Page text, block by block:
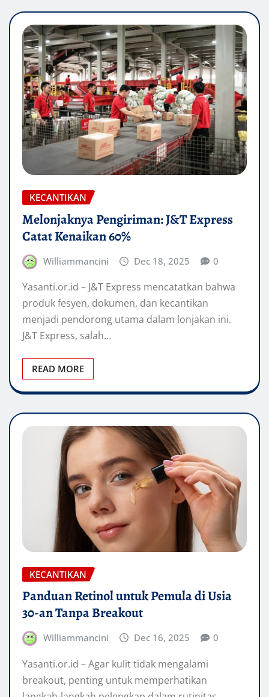
KECANTIKAN
Melonjaknya Pengiriman: J&T Express
Catat Kenaikan 60%
Williammancini Dec 18, 2025 0
Yasanti.or.id – J&T Express mencatatkan bahwa
produk fesyen, dokumen, dan kecantikan
menjadi pendorong utama dalam lonjakan ini.
J&T Express, salah…
READ MORE
KECANTIKAN
Panduan Retinol untuk Pemula di Usia
30-an Tanpa Breakout
Williammancini Dec 16, 2025 0
Yasanti.or.id – Agar kulit tidak mengalami
breakout, penting untuk memperhatikan